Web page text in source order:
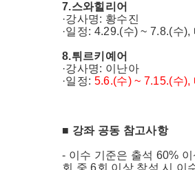
7.스와힐리어
·강사명: 황수진
·일정: 4.29.(수) ~ 7.8.(수
8.튀르키예어
·강사명: 이난아
·일정: 5.6.(수) ~ 7.15.(수
■ 강좌 공동 참고사항
- 이수 기준은 출석 60%
회 중 6회 이상 참석 시 이